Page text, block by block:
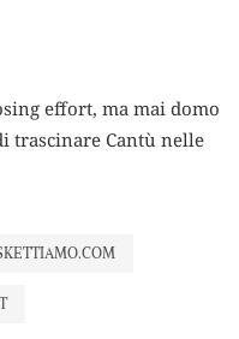
effort, ma mai domo
trascinare Cantù nelle